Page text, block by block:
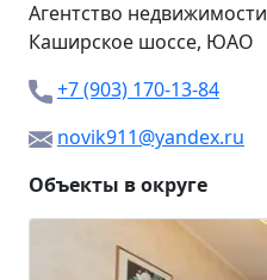
Агентство недвижимости
Каширское шоссе, ЮАО
+7 (903) 170-13-84
novik911@yandex.ru
Объекты в округе